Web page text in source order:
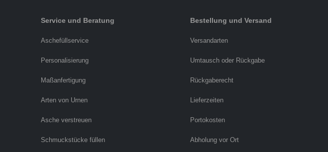
Service und Beratung
Aschefüllservice
Personalisierung
Maßanfertigung
Arten von Urnen
Asche verstreuen
Schmuckstücke füllen
Bestellung und Versand
Versandarten
Umtausch oder Rückgabe
Rückgaberecht
Lieferzeiten
Portokosten
Abholung vor Ort